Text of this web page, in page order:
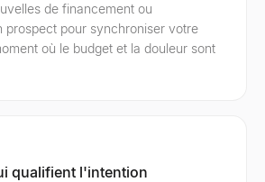
de financement ou
prospect pour synchroniser votre
où le budget et la douleur sont
qualifient l'intention